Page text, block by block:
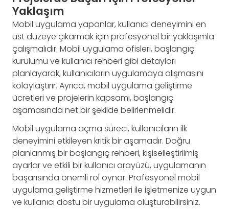
Yaklaşım
Mobil uygulama yapanlar, kullanıcı deneyimini en
üst düzeye çıkarmak için profesyonel bir yaklaşımla
çalışmalıdır. Mobil uygulama ofisleri, başlangıç
kurulumu ve kullanıcı rehberi gibi detayları
planlayarak, kullanıcıların uygulamaya alışmasını
kolaylaştırır. Ayrıca, mobil uygulama geliştirme
ücretleri ve projelerin kapsamı, başlangıç
aşamasında net bir şekilde belirlenmelidir.
Mobil uygulama açma süreci, kullanıcıların ilk
deneyimini etkileyen kritik bir aşamadır. Doğru
planlanmış bir başlangıç rehberi, kişiselleştirilmiş
ayarlar ve etkili bir kullanıcı arayüzü, uygulamanın
başarısında önemli rol oynar. Profesyonel mobil
uygulama geliştirme hizmetleri ile işletmenize uygun
ve kullanıcı dostu bir uygulama oluşturabilirsiniz.